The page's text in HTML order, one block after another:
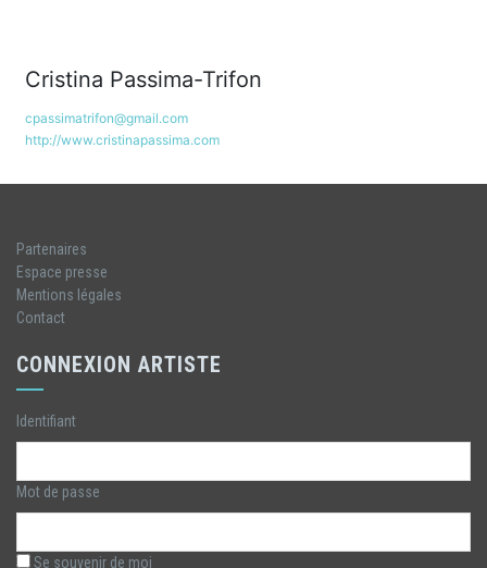
Cristina Passima-Trifon
cpassimatrifon@gmail.com
http://www.cristinapassima.com
Partenaires
Espace presse
Mentions légales
Contact
CONNEXION ARTISTE
Identifiant
Mot de passe
Se souvenir de moi